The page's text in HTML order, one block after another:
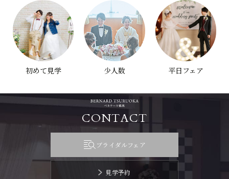
初めて見学 少人数 平日フェア
CONTACT
ブライダルフェア
見学予約